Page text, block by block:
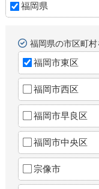
福岡県
福岡県の市区町村
福岡市東区
福岡市西区
福岡市早良区
福岡市中央区
宗像市